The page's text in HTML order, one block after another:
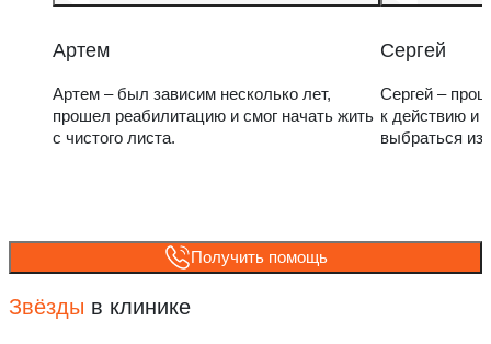
Артем
Артем – был зависим несколько лет,
прошел реабилитацию и смог начать жить
с чистого листа.
Сергей
Сергей –
к действию и
выбраться из
Получить помощь
Звёзды в клинике